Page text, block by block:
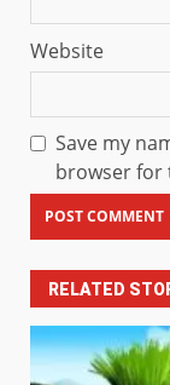
Website
Save my
browser for
RELATED